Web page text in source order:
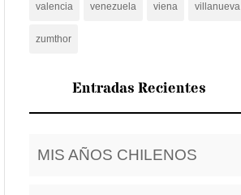
valencia venezuela viena villanueva
zumthor
Entradas Recientes
MIS AÑOS CHILENOS